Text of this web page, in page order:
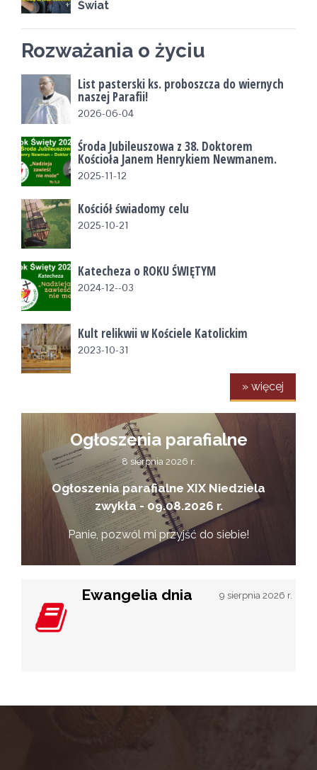
Świat
Rozważania o życiu
List pasterski ks. proboszcza do wiernych
naszej Parafii!
2026-06-04
Środa Jubileuszowa z 38. Doktorem
Kościoła Janem Henrykiem Newmanem.
2025-11-12
Kościół świadomy celu
2025-10-21
Katecheza o ROKU ŚWIĘTYM
2024-12--03
Kult relikwii w Kościele Katolickim
2023-10-31
» więcej
Ogłoszenia parafialne
8 sierpnia 2026 r.
Ogłoszenia parafialne XIX Niedziela
zwykła - 09.08.2026 r.
Panie, pozwól mi przyjść do siebie!
Ewangelia dnia 9 sierpnia 2026 r.